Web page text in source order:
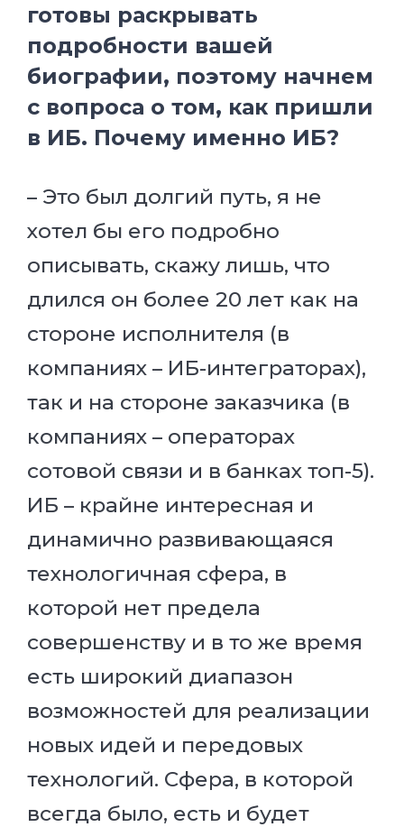
готовы раскрывать
подробности вашей
биографии, поэтому начнем
с вопроса о том, как пришли
в ИБ. Почему именно ИБ?
– Это был долгий путь, я не
хотел бы его подробно
описывать, скажу лишь, что
длился он более 20 лет как на
стороне исполнителя (в
компаниях – ИБ-интеграторах),
так и на стороне заказчика (в
компаниях – операторах
сотовой связи и в банках топ-5).
ИБ – крайне интересная и
динамично развивающаяся
технологичная сфера, в
которой нет предела
совершенству и в то же время
есть широкий диапазон
возможностей для реализации
новых идей и передовых
технологий. Сфера, в которой
всегда было, есть и будет